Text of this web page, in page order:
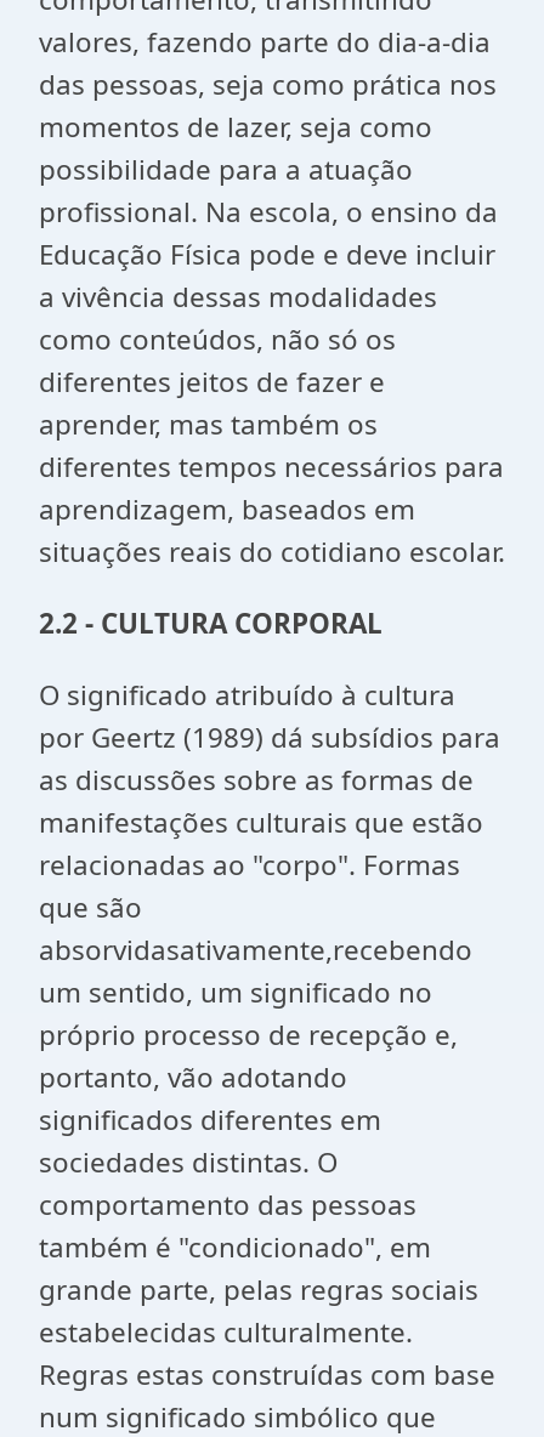
valores, fazendo parte do dia-a-dia
das pessoas, seja como prática nos
momentos de lazer, seja como
possibilidade para a atuação
profissional. Na escola, o ensino da
Educação Física pode e deve incluir
a vivência dessas modalidades
como conteúdos, não só os
diferentes jeitos de fazer e
aprender, mas também os
diferentes tempos necessários para
aprendizagem, baseados em
situações reais do cotidiano escolar.
2.2 - CULTURA CORPORAL
O significado atribuído à cultura
por Geertz (1989) dá subsídios para
as discussões sobre as formas de
manifestações culturais que estão
relacionadas ao "corpo". Formas
que são
absorvidasativamente,recebendo
um sentido, um significado no
próprio processo de recepção e,
portanto, vão adotando
significados diferentes em
sociedades distintas. O
comportamento das pessoas
também é "condicionado", em
grande parte, pelas regras sociais
estabelecidas culturalmente.
Regras estas construídas com base
num significado simbólico que